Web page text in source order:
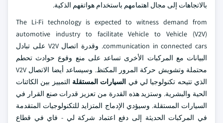
بالاتجاهات إلى مجال اهتمامهم باستخدام هواتفهم الذكية.
The Li-Fi technology is expected to witness demand from
automotive industry to facilitate Vehicle to Vehicle (V2V)
communication in connected cars. وقدرة اتصال V2V على تبادل
البيانات مع المركبات الأخرى تساعد على منع وقوع حوادث تحطم
محتملة وتشويش حركة المرور المكتظ. وسيساعد أيضا الاتصال V2V
الذي تتيحه تكنولوجيا لي في السيارات المستقلة التمييز بين الكائنات
الحية والبشرية. وستزيد هذه القدرة من تعزيز قدرات صنع القرار في
السيارات المستقلة. وسيؤدي الإدماج المتزايد للتكنولوجيات المتقدمة
في المركبات الحديثة إلى دفع اعتماد شركة لي - فاي في قطاع